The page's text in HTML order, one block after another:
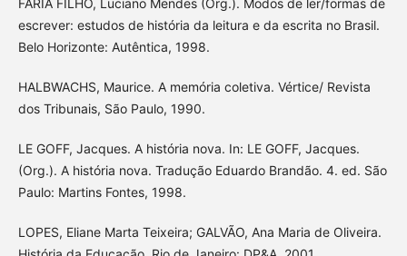
FARIA FILHO, Luciano Mendes (Org.). Modos de ler/formas de
escrever: estudos de história da leitura e da escrita no Brasil.
Belo Horizonte: Autêntica, 1998.
HALBWACHS, Maurice. A memória coletiva. Vértice/ Revista
dos Tribunais, São Paulo, 1990.
LE GOFF, Jacques. A história nova. In: LE GOFF, Jacques.
(Org.). A história nova. Tradução Eduardo Brandão. 4. ed. São
Paulo: Martins Fontes, 1998.
LOPES, Eliane Marta Teixeira; GALVÃO, Ana Maria de Oliveira.